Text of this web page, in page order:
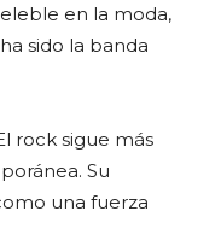
en la moda,
sido la banda
rock sigue más
Su
una fuerza